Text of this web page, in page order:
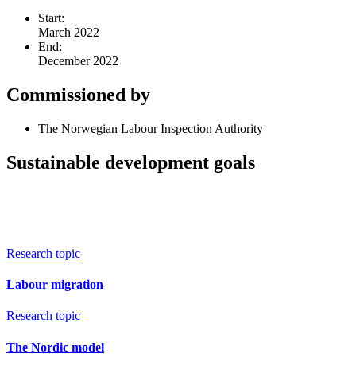
Start:
March 2022
End:
December 2022
Commissioned by
The Norwegian Labour Inspection Authority
Sustainable development goals
Research topic
Labour migration
Research topic
The Nordic model